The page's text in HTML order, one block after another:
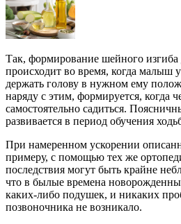
Так, формирование шейного изгиба
происходит во время, когда малыш
держать голову в нужном ему
наряду с этим, формируется, когда
самостоятельно садиться.
развивается в период обучения
При намеренном ускорении
примеру, с помощью тех же
последствия могут быть крайне
что в былые времена
каких-либо подушек, и никаких
позвоночника не возникало.